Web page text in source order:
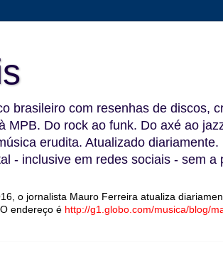
brasileiro com resenhas de discos,
MPB. Do rock ao funk. Do axé ao
erudita. Atualizado
- inclusive em redes sociais - sem
o jornalista Mauro Ferreira atualiza
O endereço é http://g1.globo.com/musica/blog/